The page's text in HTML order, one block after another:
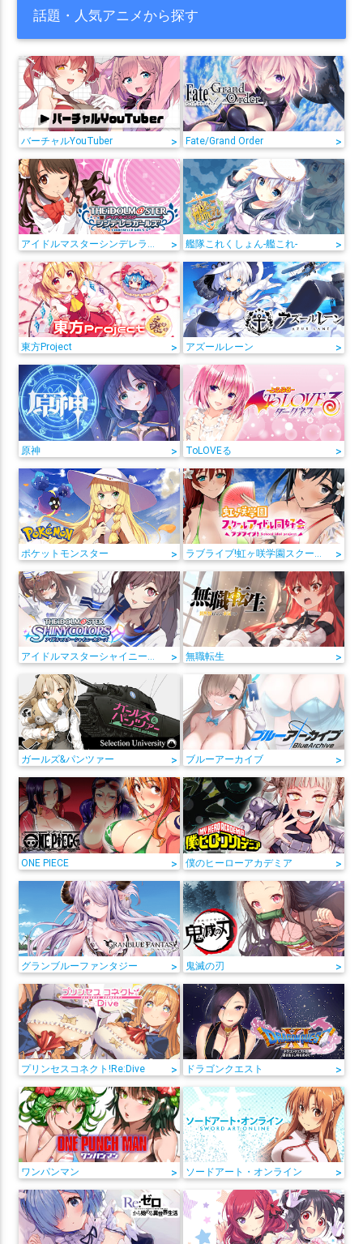
話題・人気アニメから探す
バーチャルYouTuber > Fate/Grand Order >
アイドルマスターシンデレラガールズ > 艦隊これくしょん-艦これ- >
東方Project > アズールレーン >
原神 > ToLOVEる >
ポケットモンスター > >
アイドルマスターシャイニーカラーズ > 無職転生 >
ガールズ&パンツァー > ブルーアーカイブ >
ONE PIECE > 僕のヒーローアカデミア >
グランブルーファンタジー > 鬼滅の刃 >
プリンセスコネクト!Re:Dive > ドラゴンクエスト >
ワンパンマン > ソードアート・オンライン >